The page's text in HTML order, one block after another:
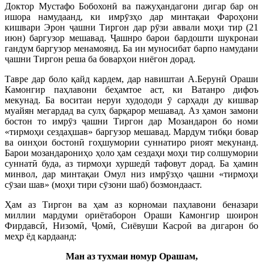
Доктор Мустафо Бобохонӣ ва пажуҳандагони дигар бар он
ишора намудаанд, ки имрӯзҳо дар минтақаи Фароҳони
кишвари Эрон ҷашни Тиргон дар рӯзи аввали моҳи тир (21
июн) баргузор мешавад. Ҷашнро барои бардошти шукронаи
гандум баргузор менамоянд. Ба ин муносибат барпо намудани
ҷашни Тиргон реша ба боварҳои ниёгон дорад.
Тавре дар боло қайд кардем, дар навиштаи А.Берунӣ Ораши
Камонгир паҳлавони беҳамтое аст, ки Ватанро дифоъ
мекунад. Ба воситаи неруи худододи ӯ сарҳади ду кишвар
муайян мегардад ва сулҳ барқарор мешавад. Аз ҳамон замони
бостон то имрӯз ҷашни Тиргон дар Мозандарон бо номи
«тирмоҳи сездаҳшав» баргузор мешавад. Мардум тибқи бовар
ва оинҳои бостонӣ гоҳшумории суннатиро риоят мекунанд.
Барои мозандарониҳо ҳоло ҳам сездаҳи моҳи тир солшумории
суннатӣ буда, аз тирмоҳи хуршедӣ тафовут дорад. Ба ҳамин
минвол, дар минтақаи Омул низ имрӯзҳо ҷашни «тирмоҳи
сӯзаи шав» (моҳи тири сӯзони шаб) бозмондааст.
Ҳам аз Тиргон ва ҳам аз корномаи паҳлавони беназари
миллии мардуми ориётаборон Ораши Камонгир шоирон
Фирдавсӣ, Низомӣ, Ҷомӣ, Сиёвуши Касроӣ ва дигарон бо
меҳр ёд кардаанд:
Ман аз тухмаи номур Орашам,